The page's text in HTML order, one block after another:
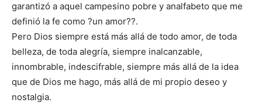
garantizó a aquel campesino pobre y analfabeto que me
definió la fe como ?un amor??.
Pero Dios siempre está más allá de todo amor, de toda
belleza, de toda alegría, siempre inalcanzable,
innombrable, indescifrable, siempre más allá de la idea
que de Dios me hago, más allá de mi propio deseo y
nostalgia.